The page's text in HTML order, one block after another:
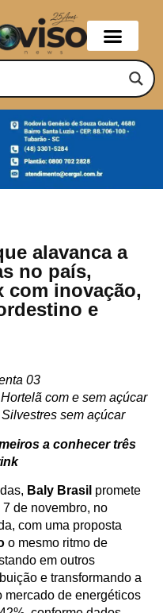
alavanca a
no país,
com inovação,
e
03
com e sem açúcar
sem açúcar
a conhecer três
Baly Brasil promete
7 de novembro, no
com uma proposta
o mesmo ritmo de
em outros
e transformando a
mercado de energéticos